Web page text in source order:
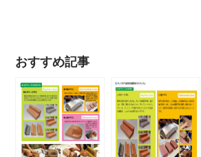
おすすめ記事